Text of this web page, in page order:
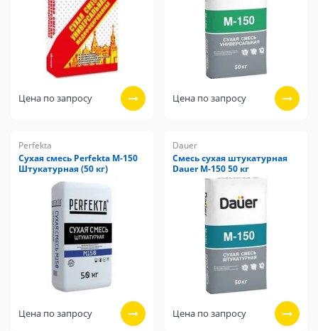
Цена по запросу Цена по запросу
Perfekta
Сухая смесь Perfekta М-150
Штукатурная (50 кг)
Цена по запросу
Dauer
Смесь сухая штукатурная
Dauer М-150 50 кг
Цена по запросу